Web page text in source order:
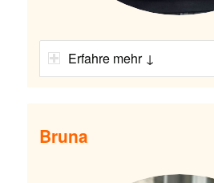
Erfahre mehr ↓
Bruna